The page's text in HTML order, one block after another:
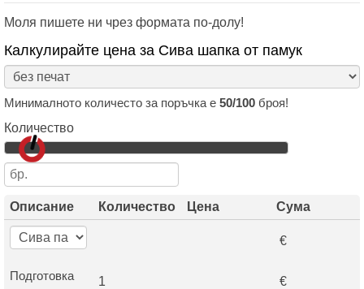
Моля пишете ни чрез формата по-долу!
Калкулирайте цена за Сива шапка от памук
Минималното количесто за поръчка е 50/100 броя!
Количество
Описание Количество Цена Сума
€
Подготовка 1 €